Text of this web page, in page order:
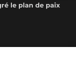
le plan de paix